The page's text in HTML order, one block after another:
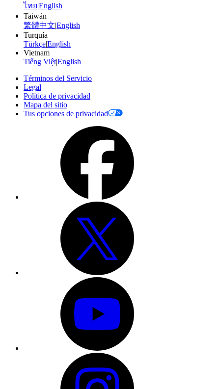
ไทย|English
Taiwán
繁體中文|English
Turquía
Türkçe|English
Vietnam
Tiếng Việt|English
Términos del Servicio
Legal
Política de privacidad
Mapa del sitio
Tus opciones de privacidad